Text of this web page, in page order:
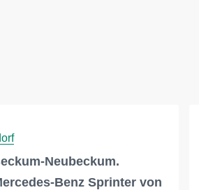
Neubeckum.
Benz Sprinter von